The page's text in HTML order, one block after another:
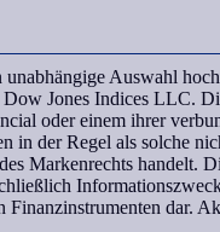
unabhängige Auswahl
Jones Indices LLC.
oder einem ihrer
in der Regel als solche
Markenrechts handelt.
dar.